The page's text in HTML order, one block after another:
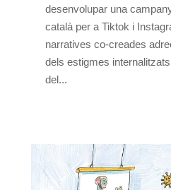
desenvolupar una
català per a Tiktok i
narratives co-creades
dels estigmes
del...